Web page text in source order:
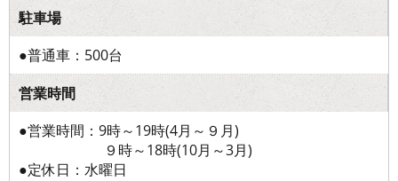
駐車場
●普通車：500台
営業時間
●営業時間：9時～19時(4月～９月)
９時～18時(10月～3月)
●定休日：水曜日